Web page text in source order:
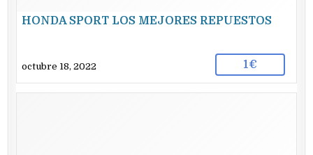
HONDA SPORT LOS MEJORES REPUESTOS
octubre 18, 2022 1€